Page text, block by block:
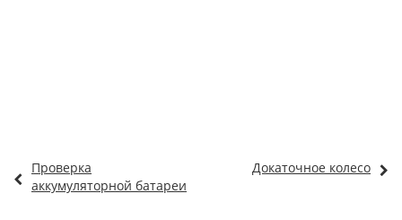
Проверка
аккумуляторной батареи
Докаточное колесо